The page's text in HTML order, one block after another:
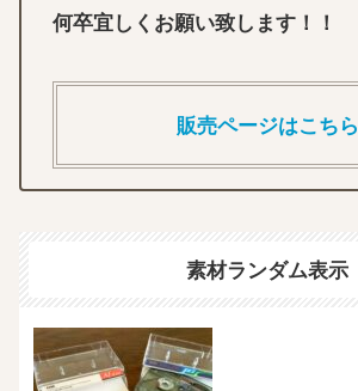
何卒宜しくお願い致します！！
販売ページはこちら
素材ランダム表示